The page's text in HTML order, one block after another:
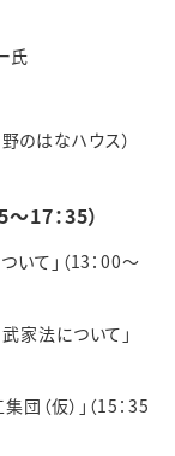
氏
のはなハウス）
～17：35）
て」（13：00～
家法について」
（仮）」（15：35